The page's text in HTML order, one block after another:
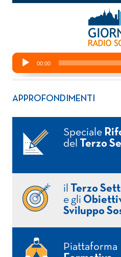
APPROFONDIMENTI
Speciale
del
Terzo
il
Terzo
e gli
Sviluppo
Piattaforma